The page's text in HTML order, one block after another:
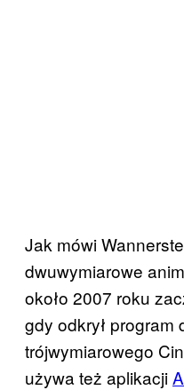
Jak mówi
dwuwymiarowe
około 2007 roku
gdy odkrył program
trójwymiarowego
używa też aplikacji